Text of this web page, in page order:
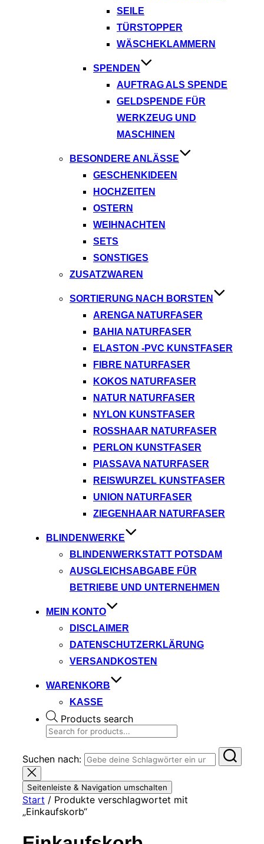
SEILE
TÜRSTOPPER
WÄSCHEKLAMMERN
SPENDEN
AUFTRAG ALS SPENDE
GELDSPENDE FÜR
WERKZEUG UND
MASCHINEN
BESONDERE ANLÄSSE
GESCHENKIDEEN
HOCHZEITEN
OSTERN
WEIHNACHTEN
SETS
SONSTIGES
ZUSATZWAREN
SORTIERUNG NACH BORSTEN
ARENGA NATURFASER
BAHIA NATURFASER
ELASTON -PVC KUNSTFASER
FIBRE NATURFASER
KOKOS NATURFASER
NATUR NATURFASER
NYLON KUNSTFASER
ROSSHAAR NATURFASER
PERLON KUNSTFASER
PIASSAVA NATURFASER
REISWURZEL KUNSTFASER
UNION NATURFASER
ZIEGENHAAR NATURFASER
BLINDENWERKE
BLINDENWERKSTATT POTSDAM
AUSGLEICHSABGABE FÜR
BETRIEBE UND UNTERNEHMEN
MEIN KONTO
DISCLAIMER
DATENSCHUTZERKLÄRUNG
VERSANDKOSTEN
WARENKORB
KASSE
Products search
Suchen nach:
Seitenleiste & Navigation umschalten
Start / Produkte verschlagwortet mit
„Einkaufskorb“